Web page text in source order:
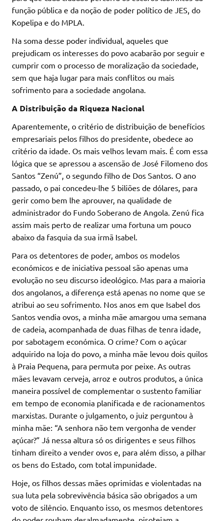
função pública e da noção de poder político de JES, do
Kopelipa e do MPLA.
Na soma desse poder individual, aqueles que
prejudicam os interesses do povo acabarão por seguir e
cumprir com o processo de moralização da sociedade,
sem que haja lugar para mais conflitos ou mais
sofrimento para a sociedade angolana.
A Distribuição da Riqueza Nacional
Aparentemente, o critério de distribuição de benefícios
empresariais pelos filhos do presidente, obedece ao
critério da idade. Os mais velhos levam mais. É com essa
lógica que se apressou a ascensão de José Filomeno dos
Santos “Zenú”, o segundo filho de Dos Santos. O ano
passado, o pai concedeu-lhe 5 biliões de dólares, para
gerir como bem lhe aprouver, na qualidade de
administrador do Fundo Soberano de Angola. Zenú fica
assim mais perto de realizar uma fortuna um pouco
abaixo da fasquia da sua irmã Isabel.
Para os detentores de poder, ambos os modelos
económicos e de iniciativa pessoal são apenas uma
evolução no seu discurso ideológico. Mas para a maioria
dos angolanos, a diferença está apenas no nome que se
atribui ao seu sofrimento. Nos anos em que Isabel dos
Santos vendia ovos, a minha mãe amargou uma semana
de cadeia, acompanhada de duas filhas de tenra idade,
por sabotagem económica. O crime? Com o açúcar
adquirido na loja do povo, a minha mãe levou dois quilos
à Praia Pequena, para permuta por peixe. As outras
mães levavam cerveja, arroz e outros produtos, a única
maneira possível de complementar o sustento familiar
em tempo de economia planificada e de racionamentos
marxistas. Durante o julgamento, o juiz perguntou à
minha mãe: “A senhora não tem vergonha de vender
açúcar?” Já nessa altura só os dirigentes e seus filhos
tinham direito a vender ovos e, para além disso, a pilhar
os bens do Estado, com total impunidade.
Hoje, os filhos dessas mães oprimidas e violentadas na
sua luta pela sobrevivência básica são obrigados a um
voto de silêncio. Enquanto isso, os mesmos detentores